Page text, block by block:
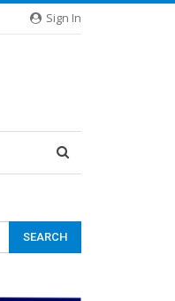
Sign In